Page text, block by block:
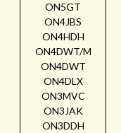
ON5GT
ON4JBS
ON4HDH
ON4DWT/M
ON4DWT
ON4DLX
ON3MVC
ON3JAK
ON3DDH